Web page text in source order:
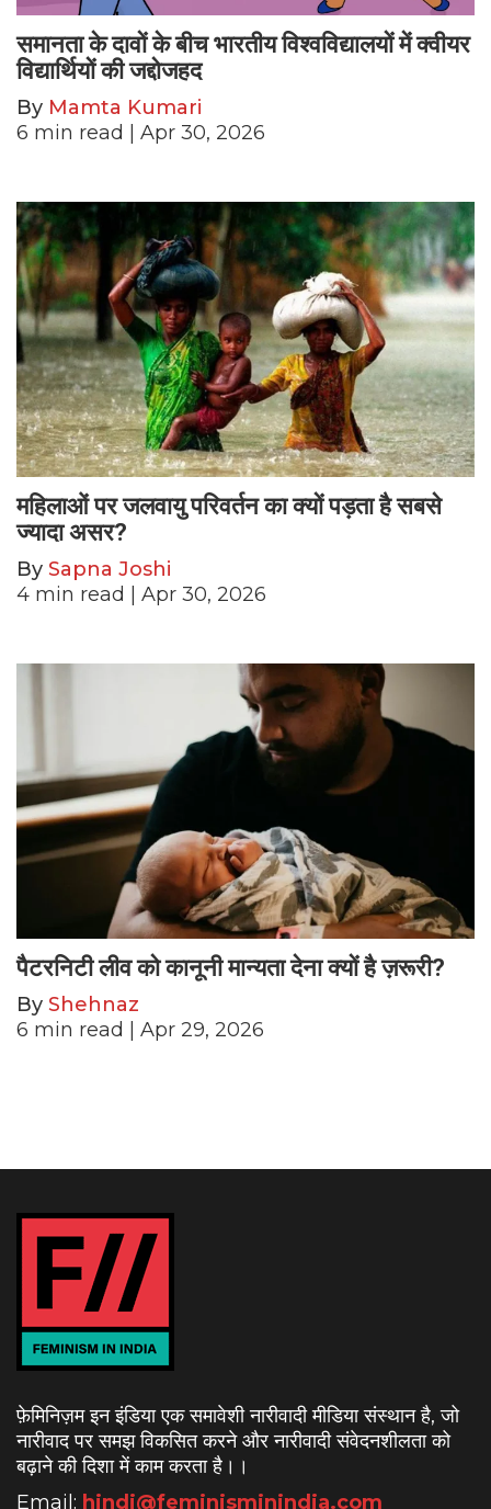
समानता के दावों के बीच भारतीय विश्वविद्यालयों में क्वीयर
विद्यार्थियों की जद्दोजहद
By Mamta Kumari
6 min read | Apr 30, 2026
महिलाओं पर जलवायु परिवर्तन का क्यों पड़ता है सबसे
ज्यादा असर?
By Sapna Joshi
4 min read | Apr 30, 2026
पैटरनिटी लीव को कानूनी मान्यता देना क्यों है ज़रूरी?
By Shehnaz
6 min read | Apr 29, 2026
फ़ेमिनिज़म इन इंडिया एक समावेशी नारीवादी मीडिया संस्थान है, जो
नारीवाद पर समझ विकसित करने और नारीवादी संवेदनशीलता को
बढ़ाने की दिशा में काम करता है। ।
Email: hindi@feminisminindia.com